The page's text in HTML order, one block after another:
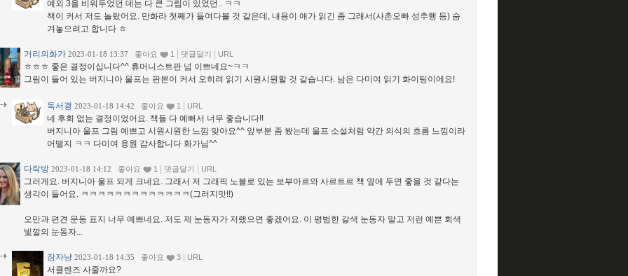
예외 3을 비워두었던 데는 다 큰 그림이 있었던.. ㅋㅋ
책이 커서 저도 놀랐어요. 만화라 첫째가 들여다볼 것 같은데, 내용이 애가 읽긴 좀 그래서(사촌오빠 성추행 등) 숨
겨놓으려고 합니다 ㅎ
거리의화가 2023-01-18 13:37 좋아요 1 댓글달기 URL
ㅎㅎㅎ 좋은 결정이십니다^^ 휴머니스트판 넘 이쁘네요~ㅋㅋ
그림이 들어 있는 버지니아 울프는 판본이 커서 오히려 읽기 시원시원할 것 같습니다. 남은 다미여 읽기 화이팅이에요!
독서괭 2023-01-18 14:42 좋아요 1 URL
네 후회 없는 결정이었어요. 책들 다 예뻐서 너무 좋습니다!!
버지니아 울프 그림 예쁘고 시원시원한 느낌 맞아요^^ 앞부분 좀 봤는데 울프 소설처럼 약간 의식의 흐름 느낌이라
어떨지 ㅋㅋ 다미여 응원 감사합니다 화가님^^
다락방 2023-01-18 14:12 좋아요 1 댓글달기 URL
그러게요. 버지니아 울프 되게 크네요. 그래서 저 그래픽 노블로 있는 보부아르와 사르트르 책 옆에 두면 좋을 것 같다는
생각이 들어요. ㅋㅋㅋㅋㅋㅋㅋㅋㅋㅋㅋㅋㅋ(그러지맛!!)
오만과 편견 문동 표지 너무 예쁘네요. 저도 제 눈동자가 저랬으면 좋겠어요. 이 평범한 갈색 눈동자 말고 저런 예쁜 회색
빛깔의 눈동자...
잠자냥 2023-01-18 14:35 좋아요 3 URL
서클렌즈 사줄까요?